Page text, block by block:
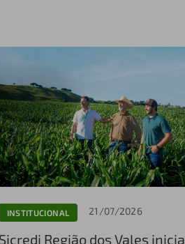
INSTITUCIONAL 21/07/2026
Sicredi Região dos Vales inicia